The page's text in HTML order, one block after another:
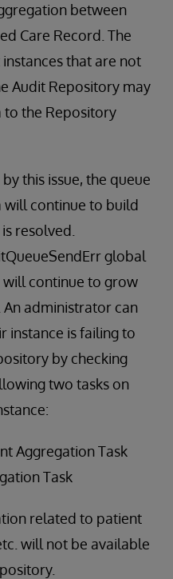
between
Care Record. The
that are not
Audit Repository may
to the Repository
this issue, the queue
will continue to build
resolved.
global
will continue to grow
An administrator can
instance is failing to
by checking
two tasks on
Aggregation Task
Task
related to patient
will not be available